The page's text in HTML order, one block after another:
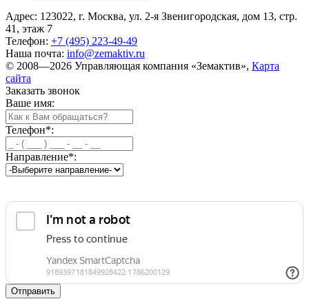
Адрес: 123022, г. Москва, ул. 2-я Звенигородская, дом 13, стр.
41, этаж 7
Телефон: +7 (495) 223-49-49
Наша почта: info@zemaktiv.ru
© 2008—2026 Управляющая компания «Земактив», Карта
сайта
Заказать звонок
Ваше имя:
Телефон*:
Направление*: